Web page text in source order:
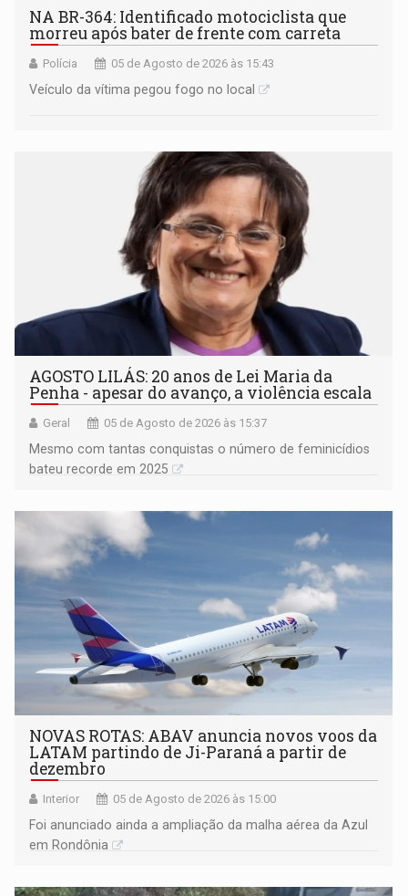
NA BR-364: Identificado motociclista que
morreu após bater de frente com carreta
Polícia 05 de Agosto de 2026 às 15:43
Veículo da vítima pegou fogo no local
AGOSTO LILÁS: 20 anos de Lei Maria da
Penha - apesar do avanço, a violência escala
Geral 05 de Agosto de 2026 às 15:37
Mesmo com tantas conquistas o número de feminicídios
bateu recorde em 2025
NOVAS ROTAS: ABAV anuncia novos voos da
LATAM partindo de Ji-Paraná a partir de
dezembro
Interior 05 de Agosto de 2026 às 15:00
Foi anunciado ainda a ampliação da malha aérea da Azul
em Rondônia